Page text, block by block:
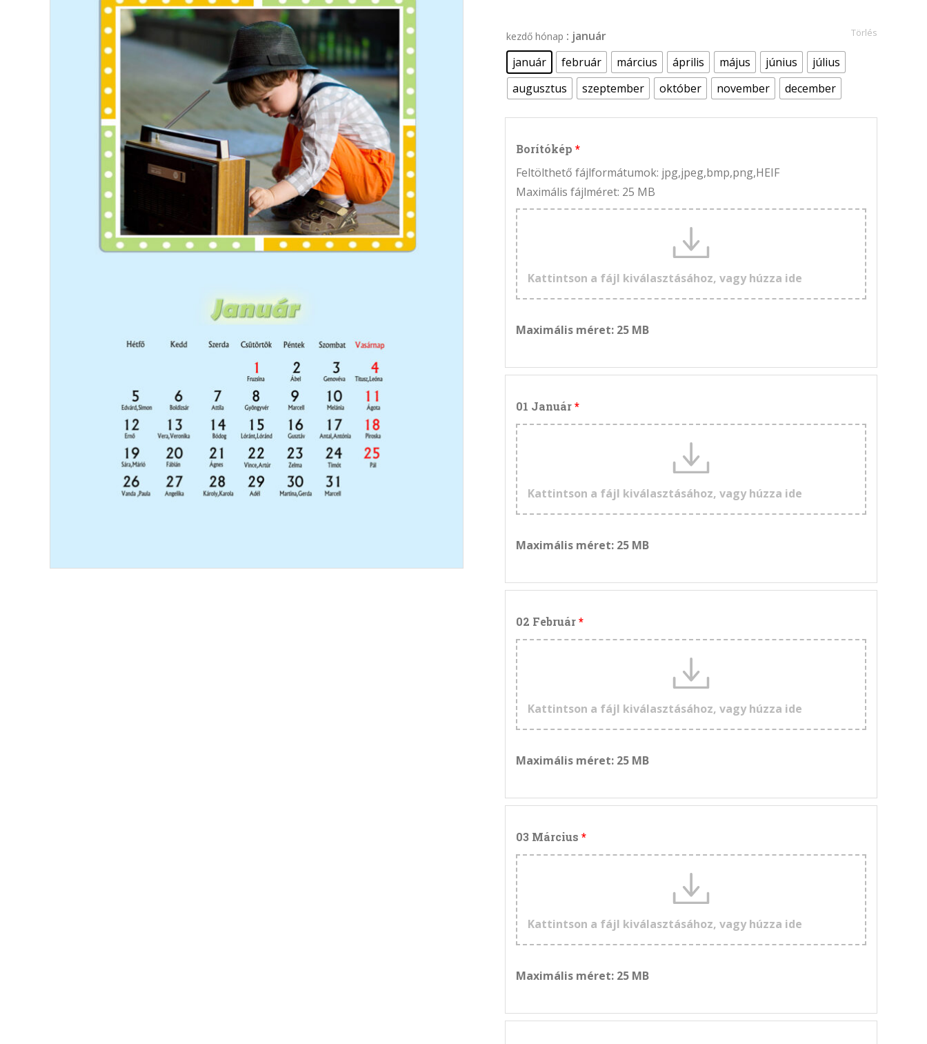
kezdő hónap : január
január
február március április május június
július
augusztus
szeptember október november december
Törlés
Borítókép
Feltölthető fájlformátumok: jpg,jpeg,bmp,png,HEIF
Maximális fájlméret: 25 MB
Kattintson a fájl kiválasztásához, vagy húzza ide
Maximális méret: 25 MB
01 Január
Kattintson a fájl kiválasztásához, vagy húzza ide
Maximális méret: 25 MB
02 Február
Kattintson a fájl kiválasztásához, vagy húzza ide
Maximális méret: 25 MB
03 Március
Kattintson a fájl kiválasztásához, vagy húzza ide
Maximális méret: 25 MB